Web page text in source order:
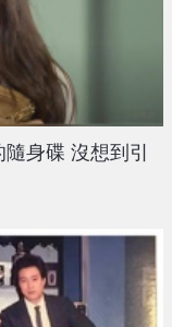
身碟 沒想到引